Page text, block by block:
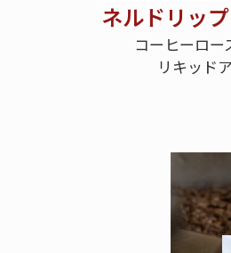
ネルドリッ
コーヒーロー
リキッド